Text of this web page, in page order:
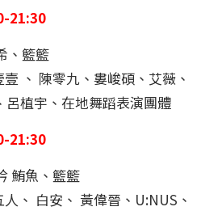
21:30
、籃籃
壹 、 陳零九、婁峻碩、艾薇、
呂植宇、在地舞蹈表演團體
21:30
鮪魚、籃籃
人、 白安、 黃偉晉、U:NUS、